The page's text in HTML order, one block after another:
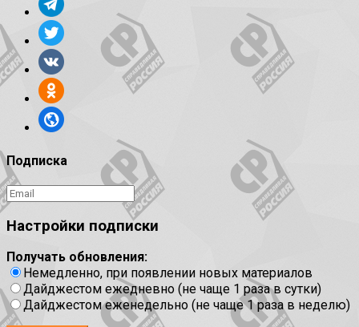
Подписка
Настройки подписки
Получать обновления:
Немедленно, при появлении новых материалов
Дайджестом ежедневно (не чаще 1 раза в сутки)
Дайджестом еженедельно (не чаще 1 раза в неделю)